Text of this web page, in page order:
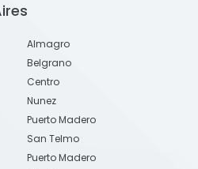
Almagro
Belgrano
Centro
Nunez
Puerto Madero
San Telmo
Puerto Madero